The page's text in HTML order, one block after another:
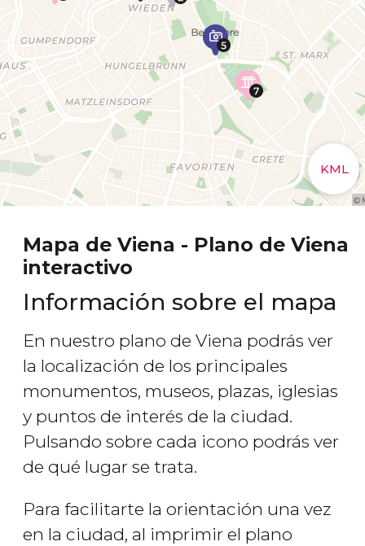
Mapa de Viena - Plano de Viena
interactivo
Información sobre el mapa
En nuestro plano de Viena podrás ver
la localización de los principales
monumentos, museos, plazas, iglesias
y puntos de interés de la ciudad.
Pulsando sobre cada icono podrás ver
de qué lugar se trata.
Para facilitarte la orientación una vez
en la ciudad, al imprimir el plano